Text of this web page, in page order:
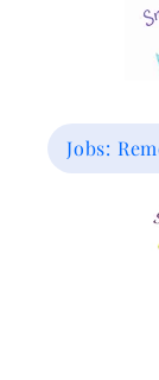
Jobs: